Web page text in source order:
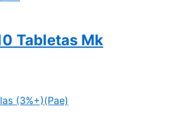
Tabletas Mk